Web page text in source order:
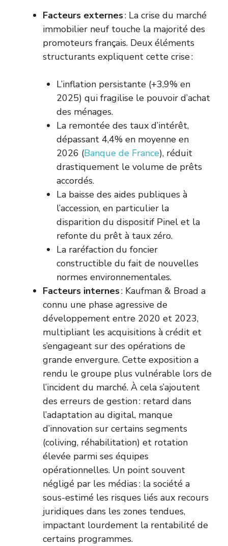
Facteurs externes: La crise du marché
immobilier neuf touche la majorité des
promoteurs français. Deux éléments
structurants expliquent cette crise :
L’inflation persistante (+3,9% en
2025) qui fragilise le pouvoir d’achat
des ménages.
La remontée des taux d’intérêt,
dépassant 4,4% en moyenne en
2026 (Banque de France), réduit
drastiquement le volume de prêts
accordés.
La baisse des aides publiques à
l’accession, en particulier la
disparition du dispositif Pinel et la
refonte du prêt à taux zéro.
La raréfaction du foncier
constructible du fait de nouvelles
normes environnementales.
Facteurs internes: Kaufman & Broad a
connu une phase agressive de
développement entre 2020 et 2023,
multipliant les acquisitions à crédit et
s’engageant sur des opérations de
grande envergure. Cette exposition a
rendu le groupe plus vulnérable lors de
l’incident du marché. À cela s’ajoutent
des erreurs de gestion : retard dans
l’adaptation au digital, manque
d’innovation sur certains segments
(coliving, réhabilitation) et rotation
élevée parmi ses équipes
opérationnelles. Un point souvent
négligé par les médias : la société a
sous-estimé les risques liés aux recours
juridiques dans les zones tendues,
impactant lourdement la rentabilité de
certains programmes.